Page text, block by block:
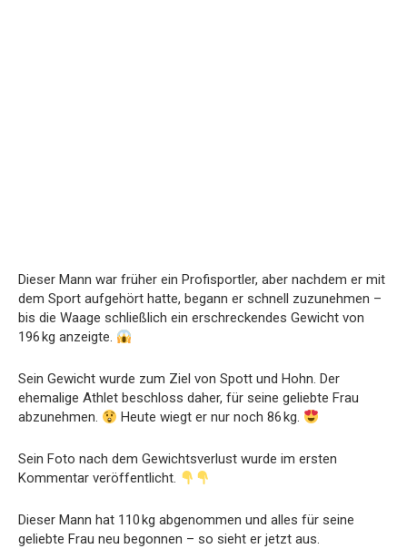
Dieser Mann war früher ein Profisportler, aber nachdem er mit
dem Sport aufgehört hatte, begann er schnell zuzunehmen –
bis die Waage schließlich ein erschreckendes Gewicht von
196 kg anzeigte.
Sein Gewicht wurde zum Ziel von Spott und Hohn. Der
ehemalige Athlet beschloss daher, für seine geliebte Frau
abzunehmen.
Heute wiegt er nur noch 86 kg.
Sein Foto nach dem Gewichtsverlust wurde im ersten
Kommentar veröffentlicht.
Dieser Mann hat 110 kg abgenommen und alles für seine
geliebte Frau neu begonnen – so sieht er jetzt aus.